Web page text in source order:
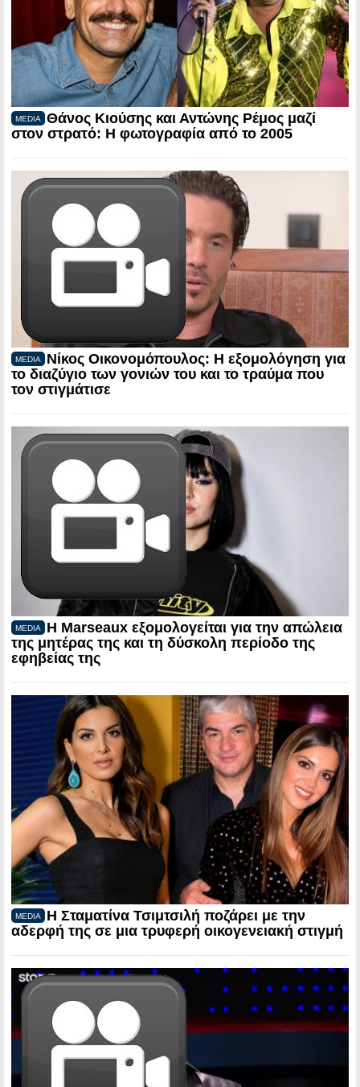
MEDIA
Θάνος Κιούσης και Αντώνης Ρέμος μαζί
στον στρατό: Η φωτογραφία από το 2005
MEDIA
Νίκος Οικονομόπουλος: Η εξομολόγηση για
το διαζύγιο των γονιών του και το τραύμα που
τον στιγμάτισε
MEDIA
Η Marseaux εξομολογείται για την απώλεια
της μητέρας της και τη δύσκολη περίοδο της
εφηβείας της
MEDIA
Η Σταματίνα Τσιμτσιλή ποζάρει με την
αδερφή της σε μια τρυφερή οικογενειακή στιγμή